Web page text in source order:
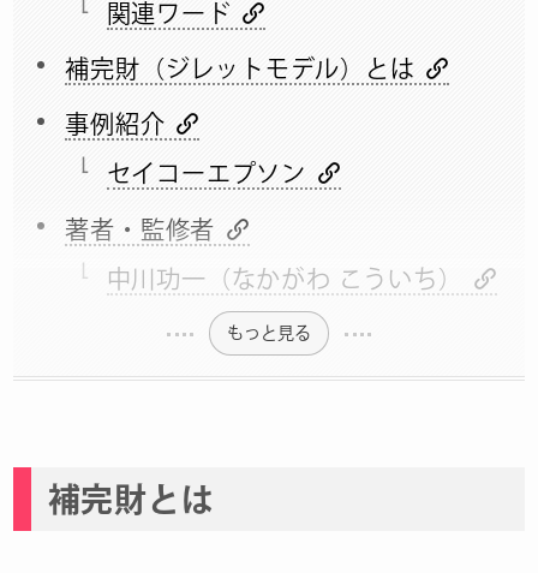
関連ワード
補完財（ジレットモデル）とは
事例紹介
セイコーエプソン
著者・監修者
中川功一（なかがわ こういち）
もっと見る
補完財とは